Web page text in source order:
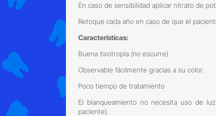
En caso de sensibilidad aplicar nitrato de
Retoque cada año en caso de que el
Características:
Buena tixotropía (no escurre)
Observable fácilmente gracias a su color.
Poco tiempo de tratamiento
El blanqueamiento no necesita uso de
paciente).